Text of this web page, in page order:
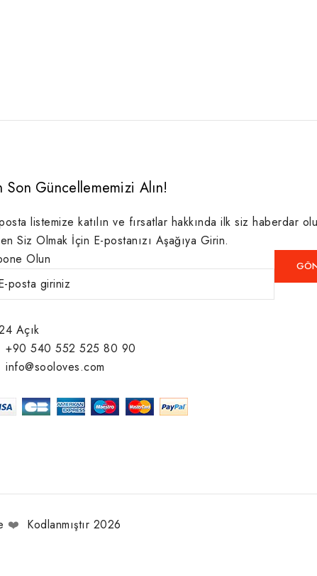
Son Güncellememizi Alın!
listemize katılın ve fırsatlar hakkında ilk siz haberdar
Siz Olmak İçin E-postanızı Aşağıya Girin.
Olun
Açık
+90 540 552 525 80 90
info@sooloves.com
❤️ Kodlanmıştır 2026